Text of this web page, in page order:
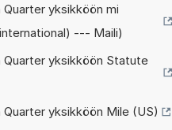
yksikköön mi
--- Maili)
Quarter yksikköön Statute
yksikköön Mile (US)